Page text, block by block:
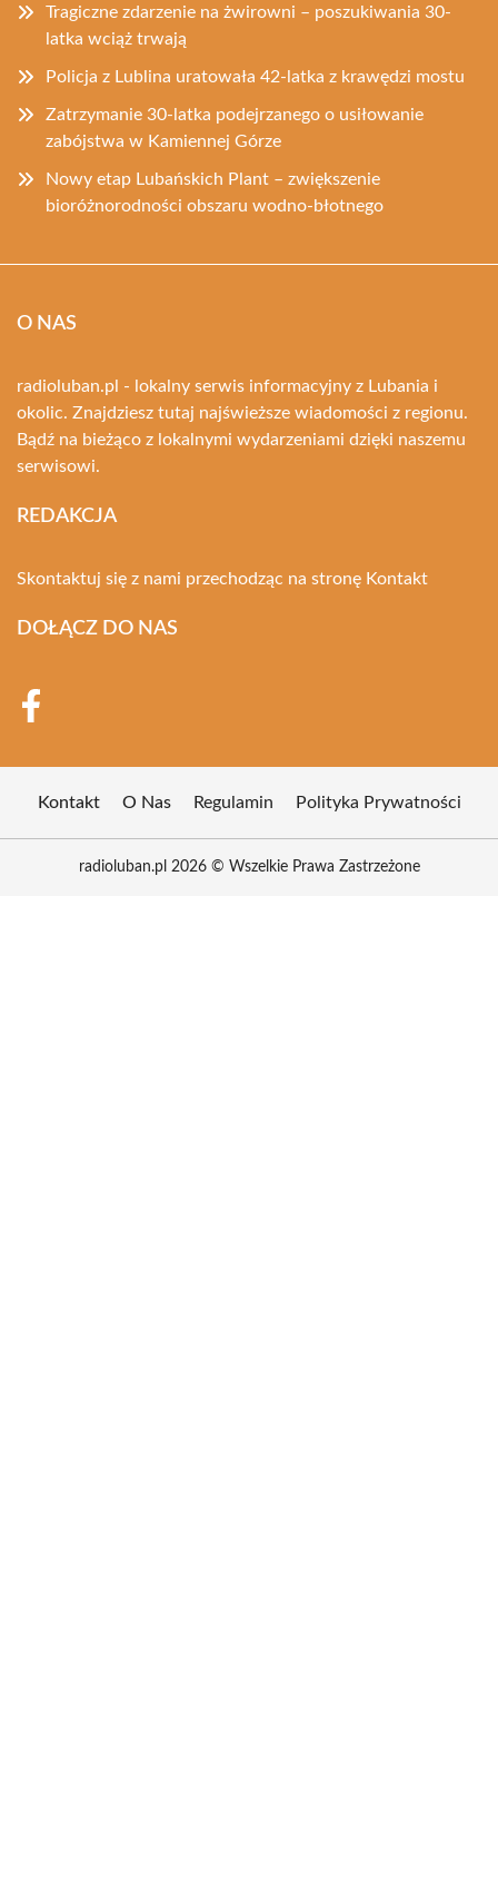
Tragiczne zdarzenie na żwirowni – poszukiwania 30-
latka wciąż trwają
Policja z Lublina uratowała 42-latka z krawędzi mostu
Zatrzymanie 30-latka podejrzanego o usiłowanie
zabójstwa w Kamiennej Górze
Nowy etap Lubańskich Plant – zwiększenie
bioróżnorodności obszaru wodno-błotnego
O NAS
radioluban.pl - lokalny serwis informacyjny z Lubania i
okolic. Znajdziesz tutaj najświeższe wiadomości z regionu.
Bądź na bieżąco z lokalnymi wydarzeniami dzięki naszemu
serwisowi.
REDAKCJA
Skontaktuj się z nami przechodząc na stronę Kontakt
DOŁĄCZ DO NAS
Kontakt O Nas Regulamin Polityka Prywatności
radioluban.pl 2026 © Wszelkie Prawa Zastrzeżone